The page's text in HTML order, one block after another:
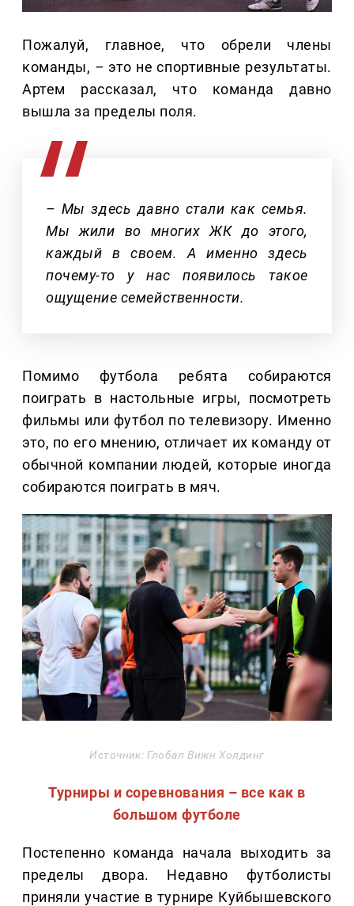
Пожалуй, главное, что обрели члены
команды, – это не спортивные результаты.
Артем рассказал, что команда давно
вышла за пределы поля.
– Мы здесь давно стали как семья.
Мы жили во многих ЖК до этого,
каждый в своем. А именно здесь
почему-то у нас появилось такое
ощущение семейственности.
Помимо футбола ребята собираются
поиграть в настольные игры, посмотреть
фильмы или футбол по телевизору. Именно
это, по его мнению, отличает их команду от
обычной компании людей, которые иногда
собираются поиграть в мяч.
Источник: Глобал Вижн Холдинг
Турниры и соревнования – все как в
большом футболе
Постепенно команда начала выходить за
пределы двора. Недавно футболисты
приняли участие в турнире Куйбышевского